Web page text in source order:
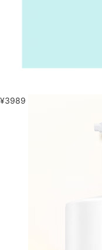
¥3989